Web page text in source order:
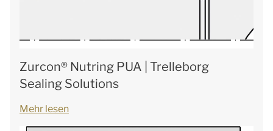
Zurcon® Nutring PUA | Trelleborg
Sealing Solutions
Mehr lesen